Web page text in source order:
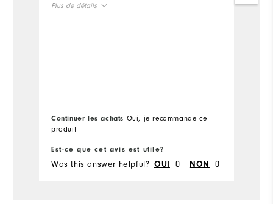
Plus de détails
Durabilité
Performance
Continuer les achats Oui, je recommande ce
produit
Est-ce que cet avis est utile?
Was this answer helpful? OUI 0 NON 0